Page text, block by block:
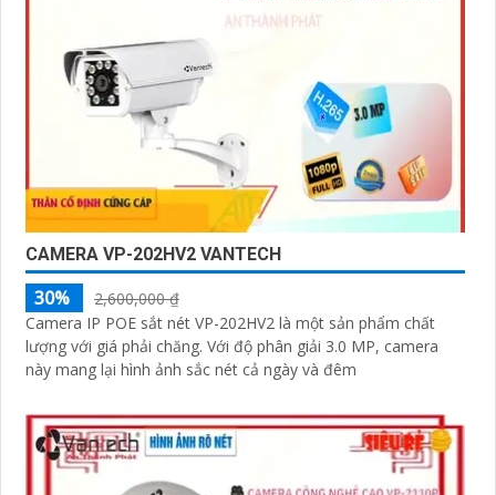
CAMERA VP-202HV2 VANTECH
30%
2,600,000 ₫
Camera IP POE sắt nét VP-202HV2 là một sản phẩm chất
lượng với giá phải chăng. Với độ phân giải 3.0 MP, camera
này mang lại hình ảnh sắc nét cả ngày và đêm